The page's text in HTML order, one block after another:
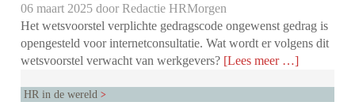
06 maart 2025 doorRedactie HRMorgen
Het wetsvoorstel verplichte gedragscode ongewenst gedrag is
opengesteld voor internetconsultatie. Wat wordt er volgens dit
wetsvoorstel verwacht van werkgevers? [Lees meer …]
HR in de wereld